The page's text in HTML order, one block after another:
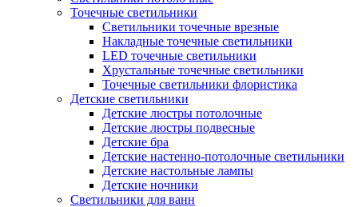
Точечные светильники
Светильники точечные врезные
Накладные точечные светильники
LED точечные светильники
Хрустальные точечные светильники
Точечные светильники флористика
Детские светильники
Детские люстры потолочные
Детские люстры подвесные
Детские бра
Детские настенно-потолочные светильники
Детские настольные лампы
Детские ночники
Светильники для ванн